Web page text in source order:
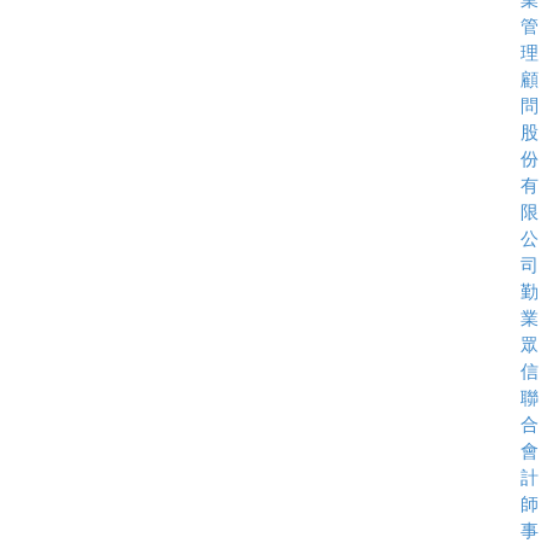
管
理
顧
問
股
份
有
限
公
司
勤
業
眾
信
聯
合
會
計
師
事